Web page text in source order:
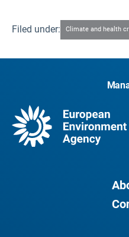
Filed under: Climate and health